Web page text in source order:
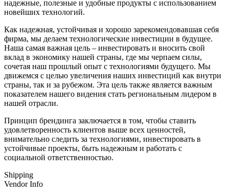
надежные, полезные и удобные продукты с использованием
новейших технологий.
Как надежная, устойчивая и хорошо зарекомендовавшая себя
фирма, мы делаем технологические инвестиции в будущее.
Наша самая важная цель – инвестировать и вносить свой
вклад в экономику нашей страны, где мы черпаем силы,
сочетая наш прошлый опыт с технологиями будущего. Мы
движемся с целью увеличения наших инвестиций как внутри
страны, так и за рубежом. Эта цель также является важным
показателем нашего видения стать региональным лидером в
нашей отрасли.
Принцип брендинга заключается в том, чтобы ставить
удовлетворенность клиентов выше всех ценностей,
внимательно следить за технологиями, инвестировать в
устойчивые проекты, быть надежным и работать с
социальной ответственностью.
Shipping
Vendor Info